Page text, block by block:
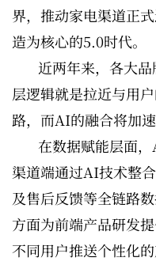
界，推动家电渠道正
造为核心的5.0时代。
近两年来，各大
层逻辑就是拉近与用
路，而AI的融合将加速
在数据赋能层面，
渠道端通过AI技术整
及售后反馈等全链路
方面为前端产品研发
不同用户推送个性化